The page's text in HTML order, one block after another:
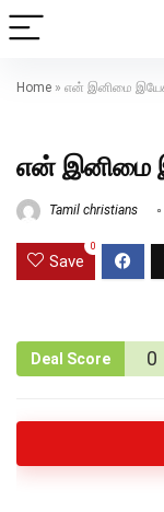
Home » என் இனிமை
என் இனிமை
Tamil christians
Save
0
Deal Score 0